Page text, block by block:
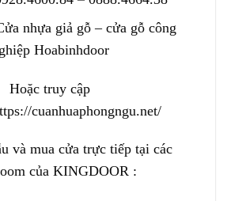
nhựa giả gỗ – cửa gỗ công
Hoabinhdoor
Hoặc truy cập
cuanhuaphongngu.net/
và mua cửa trực tiếp tại các
của KINGDOOR :